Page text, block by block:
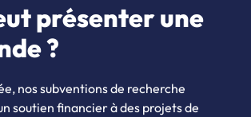
présenter une
?
nos subventions de recherche
soutien financier à des projets de